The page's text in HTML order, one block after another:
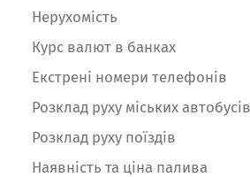
Нерухомість
Курс валют в банках
Екстрені номери телефонів
Розклад руху міських автобусів
Розклад руху поїздів
Наявність та ціна палива